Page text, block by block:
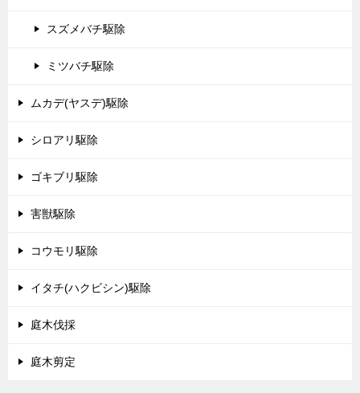
スズメバチ駆除
ミツバチ駆除
ムカデ(ヤスデ)駆除
シロアリ駆除
ゴキブリ駆除
害獣駆除
コウモリ駆除
イタチ(ハクビシン)駆除
庭木伐採
庭木剪定